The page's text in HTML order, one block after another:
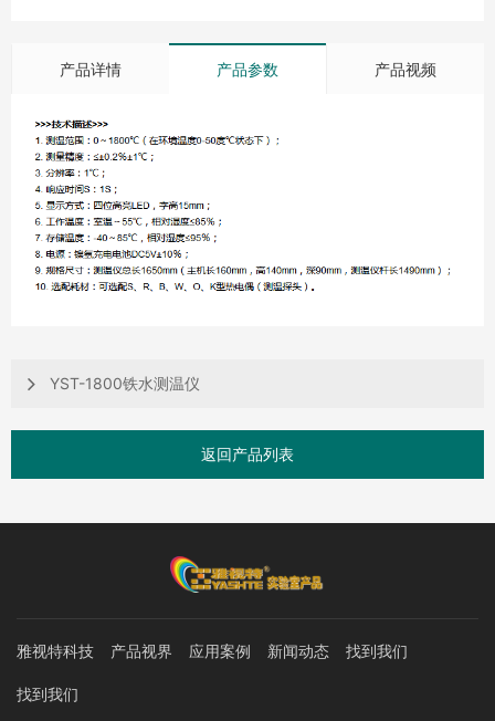
产品详情 产品参数 产品视频
YST-1800铁水测温仪
返回产品列表
雅视特科技 产品视界 应用案例 新闻动态 找到我们
找到我们